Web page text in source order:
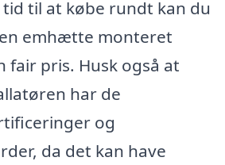
til at købe rundt kan du
emhætte monteret
fair pris. Husk også at
har de
og
da det kan have